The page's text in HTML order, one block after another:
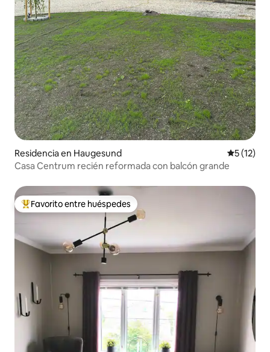
Residencia en Haugesund
5 (12)
Casa Centrum recién reformada con balcón grande
De los mejores en Favorito entre huéspedes
Favorito entre huéspedes